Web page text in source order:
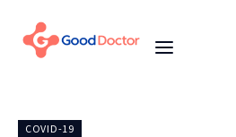
COVID-19